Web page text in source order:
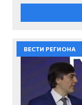
ВЕСТИ РЕГИОНА